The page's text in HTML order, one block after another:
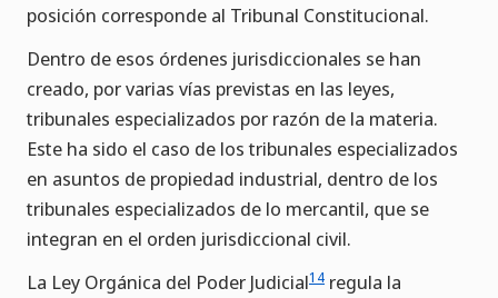
posición corresponde al Tribunal Constitucional.
Dentro de esos órdenes jurisdiccionales se han
creado, por varias vías previstas en las leyes,
tribunales especializados por razón de la materia.
Este ha sido el caso de los tribunales especializados
en asuntos de propiedad industrial, dentro de los
tribunales especializados de lo mercantil, que se
integran en el orden jurisdiccional civil.
La Ley Orgánica del Poder Judicial14 regula la